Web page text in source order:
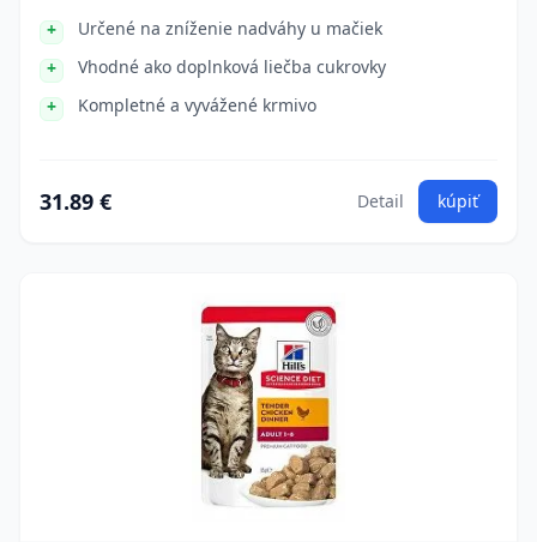
Určené na zníženie nadváhy u mačiek
Vhodné ako doplnková liečba cukrovky
Kompletné a vyvážené krmivo
31.89 € Detail kúpiť